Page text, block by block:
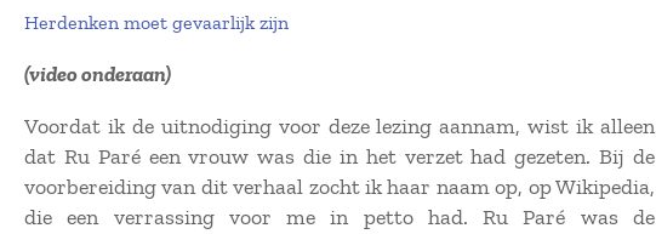
Herdenken moet gevaarlijk zijn
(video onderaan)
Voordat ik de uitnodiging voor deze lezing aannam, wist ik alleen
dat Ru Paré een vrouw was die in het verzet had gezeten. Bij de
voorbereiding van dit verhaal zocht ik haar naam op, op Wikipedia,
die een verrassing voor me in petto had. Ru Paré was de